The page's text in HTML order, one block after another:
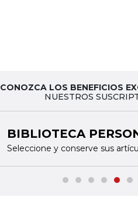
CONOZCA LOS BENEFICIOS
NUESTROS
BIBLIOTECA
Seleccione y conserve sus